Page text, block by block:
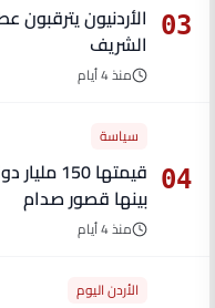
03 الأردنيون يترقبون
الشريف
منذ 4 أيام
04
سياسة
بينها قصور صدام
منذ 4 أيام
الأردن اليوم